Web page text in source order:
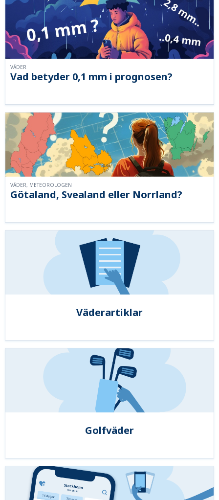
Vad betyder 0,1 mm i prognosen?
VÄDER
Götaland, Svealand eller Norrland?
VÄDER, METEOROLOGEN
Väderartiklar
Golfväder